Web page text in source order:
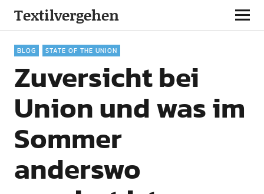
Textilvergehen
BLOG STATE OF THE UNION
Zuversicht bei
Union und was im
Sommer
anderswo